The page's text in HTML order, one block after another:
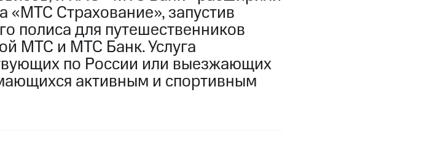
Страхование», запустив
полиса для путешественников
МТС и МТС Банк. Услуга
по России или выезжающих
активным и спортивным